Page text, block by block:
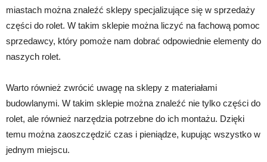
miastach można znaleźć sklepy specjalizujące się w sprzedaży
części do rolet. W takim sklepie można liczyć na fachową pomoc
sprzedawcy, który pomoże nam dobrać odpowiednie elementy do
naszych rolet.
Warto również zwrócić uwagę na sklepy z materiałami
budowlanymi. W takim sklepie można znaleźć nie tylko części do
rolet, ale również narzędzia potrzebne do ich montażu. Dzięki
temu można zaoszczędzić czas i pieniądze, kupując wszystko w
jednym miejscu.